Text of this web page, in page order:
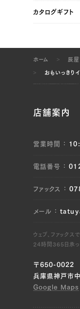
カタログギフト
ホーム 辰屋
おもいっきり
店舗案内
営業時間
電話番号
ファックス
メール
ウェブ、ファックス
24時間365日承っ
〒650-0022
兵庫県神戸市
Google Maps